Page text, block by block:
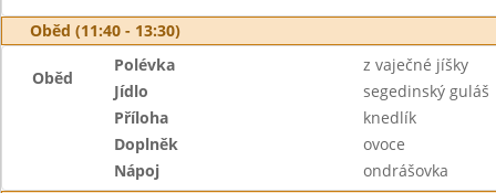
Oběd (11:40 - 13:30)
Oběd
Polévka
z vaječné jíšky
Jídlo
segedinský guláš
Příloha
knedlík
Doplněk
ovoce
Nápoj
ondrášovka